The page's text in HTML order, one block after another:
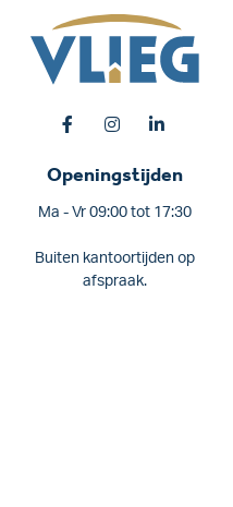
Openingstijden
Ma - Vr 09:00 tot 17:30
Buiten kantoortijden op
afspraak.